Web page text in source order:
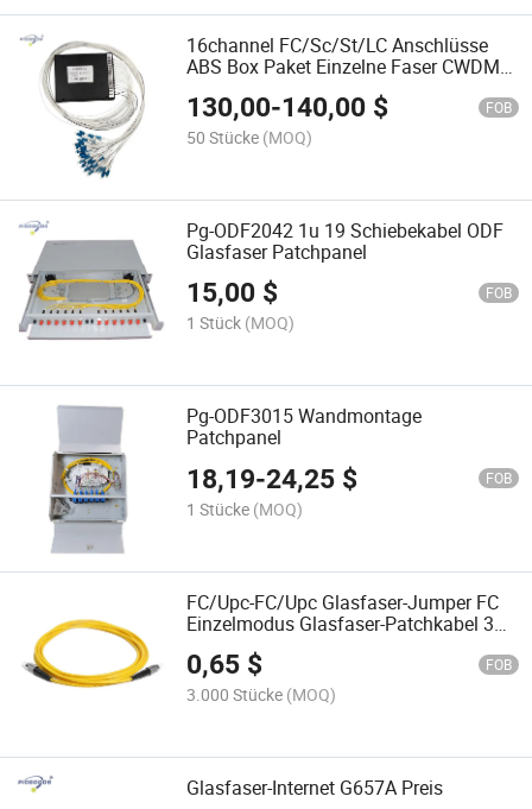
16channel FC/Sc/St/LC Anschlüsse
ABS Box Paket Einzelne Faser CWDM
Mux Demux Multiplexer
130,00-140,00 $ FOB
50 Stücke (MOQ)
Pg-ODF2042 1u 19 Schiebekabel ODF
Glasfaser Patchpanel
15,00 $ FOB
1 Stück (MOQ)
Pg-ODF3015 Wandmontage
Patchpanel
18,19-24,25 $ FOB
1 Stücke (MOQ)
FC/Upc-FC/Upc Glasfaser-Jumper FC
Einzelmodus Glasfaser-Patchkabel 3m
0,65 $ FOB
3.000 Stücke (MOQ)
Glasfaser-Internet G657A Preis